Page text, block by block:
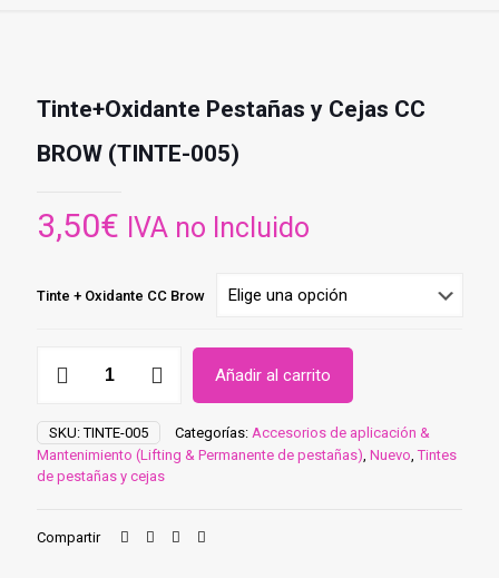
Tinte+Oxidante Pestañas y Cejas CC
BROW (TINTE-005)
3,50€ IVA no Incluido
Tinte + Oxidante CC Brow
Cejas
CC
BROW
(TINTE-
Añadir al carrito
SKU:TINTE-005 Categorías: Accesorios de aplicación &
Mantenimiento (Lifting & Permanente de pestañas), Nuevo,Tintes
de pestañas y cejas
Compartir